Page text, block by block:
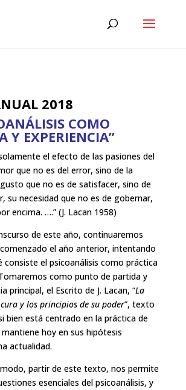
2018
COMO
Y EXPERIENCIA”
el efecto de las pasiones del
que no es del error, sino de la
que no es de satisfacer, sino de
su necesidad que no es de gobernar,
encima. ….” (J. Lacan 1958)
de este año, continuaremos
el año anterior, intentando
consiste el psicoanálisis como práctica
como punto de partida y
principal, el Escrito de J. Lacan, “La
cura y los principios de su poder”, texto
bien está centrado en la práctica de
hoy en sus hipótesis
actualidad.
partir de este texto, nos permite
esenciales del psicoanálisis, y